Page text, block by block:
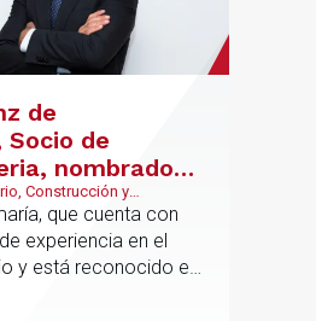
de
de
nombrado
de
Andersen
Construcción y
Real Estate
que cuenta con
experiencia en el
y está reconocido en